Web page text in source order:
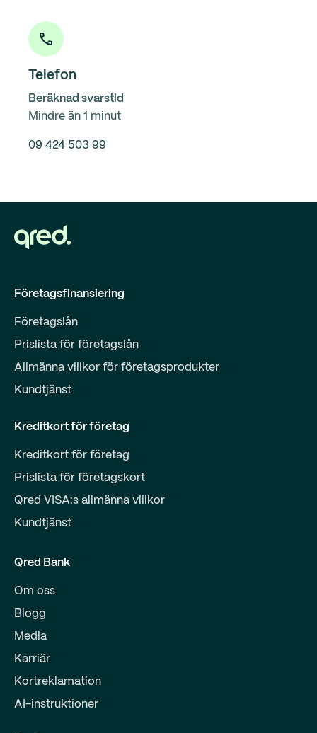
Telefon
Beräknad svarstid
Mindre än 1 minut
09 424 503 99
Företagsfinansiering
Företagslån
Prislista för företagslån
Allmänna villkor för företagsprodukter
Kundtjänst
Kreditkort för företag
Kreditkort för företag
Prislista för företagskort
Qred VISA:s allmänna villkor
Kundtjänst
Qred Bank
Om oss
Blogg
Media
Karriär
Kortreklamation
AI-instruktioner